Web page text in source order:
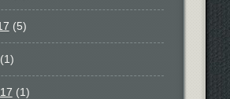
(5)
(1)
(1)